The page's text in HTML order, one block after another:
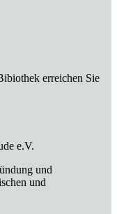
erreichen Sie
e.V.
und
und